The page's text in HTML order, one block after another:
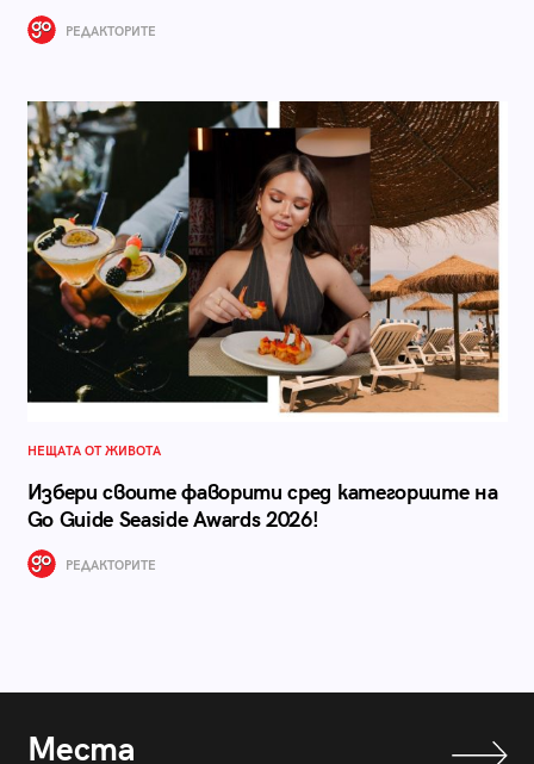
РЕДАКТОРИТЕ
НЕЩАТА ОТ ЖИВОТА
Избери своите фаворити сред категориите на
Go Guide Seaside Awards 2026!
РЕДАКТОРИТЕ
Места